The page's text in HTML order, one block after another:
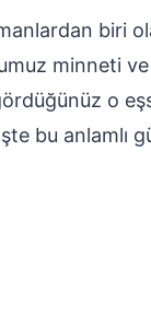
biri
minneti
o
bu anlamlı